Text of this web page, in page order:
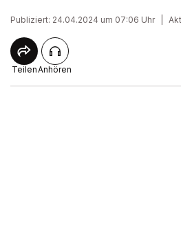
Publiziert: 24.04.2024 um 07:06 Uhr
TeilenAnhören